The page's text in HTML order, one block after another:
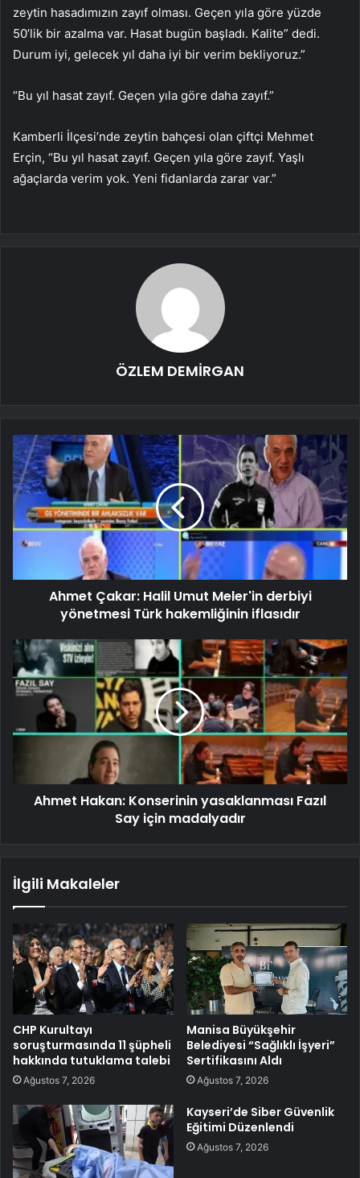
zeytin hasadımızın zayıf olması. Geçen yıla göre yüzde
50’lik bir azalma var. Hasat bugün başladı. Kalite” dedi.
Durum iyi, gelecek yıl daha iyi bir verim bekliyoruz.”
“Bu yıl hasat zayıf. Geçen yıla göre daha zayıf.”
Kamberli İlçesi’nde zeytin bahçesi olan çiftçi Mehmet
Erçin, “Bu yıl hasat zayıf. Geçen yıla göre zayıf. Yaşlı
ağaçlarda verim yok. Yeni fidanlarda zarar var.”
ÖZLEM DEMİRGAN
Ahmet Çakar: Halil Umut Meler'in derbiyi
yönetmesi Türk hakemliğinin iflasıdır
Ahmet Hakan: Konserinin yasaklanması Fazıl
Say için madalyadır
İlgili Makaleler
CHP Kurultayı
soruşturmasında 11 şüpheli
hakkında tutuklama talebi
Ağustos 7, 2026
Manisa Büyükşehir
Belediyesi “Sağlıklı İşyeri”
Sertifikasını Aldı
Ağustos 7, 2026
Kayseri’de Siber Güvenlik
Eğitimi Düzenlendi
Ağustos 7, 2026